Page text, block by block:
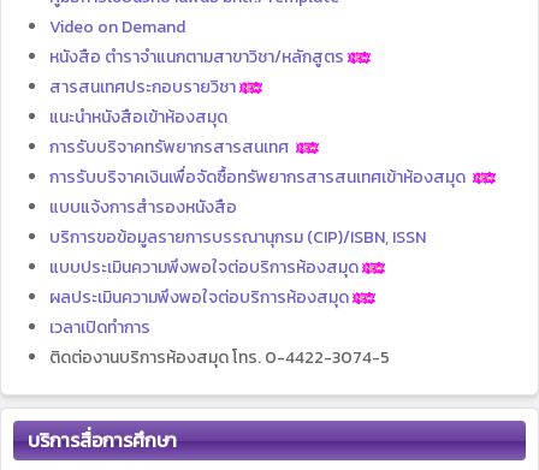
Video on Demand
หนังสือ ตำราจำแนกตามสาขาวิชา/หลักสูตร
สารสนเทศประกอบรายวิชา
แนะนำหนังสือเข้าห้องสมุด
การรับบริจาคทรัพยากรสารสนเทศ
การรับบริจาคเงินเพื่อจัดซื้อทรัพยากรสารสนเทศเข้าห้องสมุด
แบบแจ้งการสำรองหนังสือ
บริการขอข้อมูลรายการบรรณานุกรม (CIP)/ISBN, ISSN
แบบประเมินความพึงพอใจต่อบริการห้องสมุด
ผลประเมินความพึงพอใจต่อบริการห้องสมุด
เวลาเปิดทำการ
ติดต่องานบริการห้องสมุด โทร. 0-4422-3074-5
บริการสื่อการศึกษา